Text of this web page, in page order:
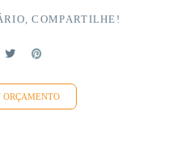
COMPARTILHE!
ORÇAMENTO